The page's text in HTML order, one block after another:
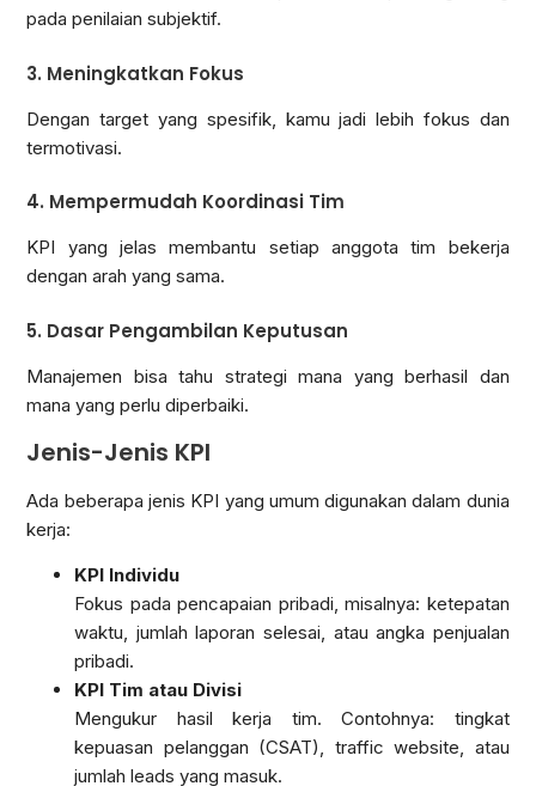
pada penilaian subjektif.
3. Meningkatkan Fokus
Dengan target yang spesifik, kamu jadi lebih fokus dan
termotivasi.
4. Mempermudah Koordinasi Tim
KPI yang jelas membantu setiap anggota tim bekerja
dengan arah yang sama.
5. Dasar Pengambilan Keputusan
Manajemen bisa tahu strategi mana yang berhasil dan
mana yang perlu diperbaiki.
Jenis-Jenis KPI
Ada beberapa jenis KPI yang umum digunakan dalam dunia
kerja:
KPI Individu
Fokus pada pencapaian pribadi, misalnya: ketepatan
waktu, jumlah laporan selesai, atau angka penjualan
pribadi.
KPI Tim atau Divisi
Mengukur hasil kerja tim. Contohnya: tingkat
kepuasan pelanggan (CSAT), traffic website, atau
jumlah leads yang masuk.